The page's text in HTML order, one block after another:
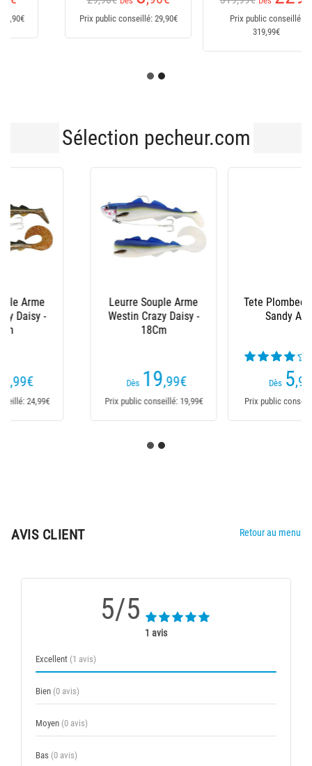
Prix public conseillé:
Prix public conseillé:
Sélection pecheur.com
Tete Plombee Westin
Prix public conseillé: 5,99€
Tete Plombee Westin
(6 avis)
Prix public conseillé: 3,49€
AVIS CLIENT Retour au menu
5/5
1 avis
Excellent (1 avis)
Bien (0 avis)
Moyen (0 avis)
Bas (0 avis)